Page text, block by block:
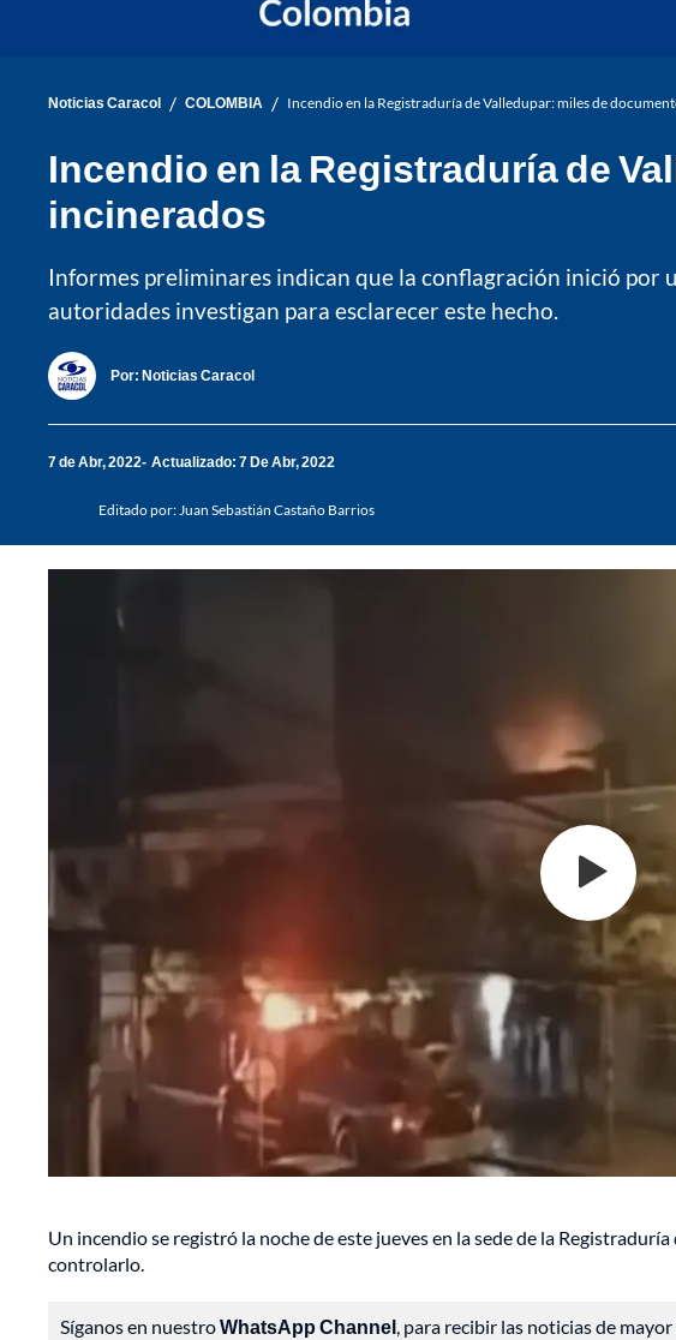
Noticias Caracol / COLOMBIA / Incendio en la Registraduría de Valledupar: miles de
Incendio en la Registraduría de
incinerados
Informes preliminares indican que la conflagración inició por
autoridades investigan para esclarecer este hecho.
Por: Noticias Caracol
7 de Abr, 2022 Actualizado: 7 De Abr, 2022
Editado por: Juan Sebastián Castaño Barrios
Un incendio se registró la noche de este jueves en la sede de la Registraduría
controlarlo.
Síganos en nuestroWhatsApp Channel, para recibir las noticias de